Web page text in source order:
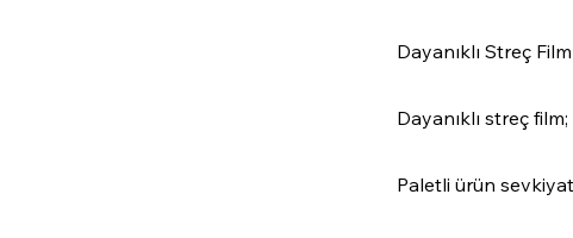
Dayanıklı Streç
Dayanıklı streç film;
Paletli ürün